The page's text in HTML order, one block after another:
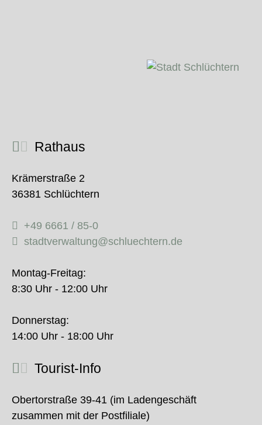
Rathaus
Krämerstraße 2
36381 Schlüchtern
+49 6661 / 85-0
stadtverwaltung@schluechtern.de
Montag-Freitag:
8:30 Uhr - 12:00 Uhr
Donnerstag:
14:00 Uhr - 18:00 Uhr
Tourist-Info
Obertorstraße 39-41 (im Ladengeschäft
zusammen mit der Postfiliale)